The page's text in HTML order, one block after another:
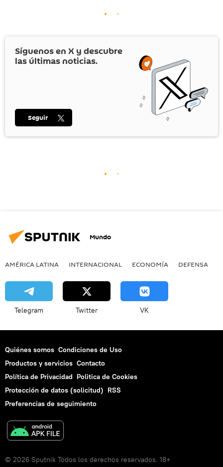
Síguenos en X y descubre
las últimas noticias.
Seguir
Mundo
AMÉRICA LATINA INTERNACIONAL ECONOMÍA DEFENSA
Telegram Twitter VK
Quiénes somos Condiciones de Uso
Productos y servicios Contacto
Política de Privacidad Politica de Cookies
Protección de datos (solicitud) RSS
Preferencias de seguimiento
© 2026 Sputnik Todos los derechos reservados. 18+